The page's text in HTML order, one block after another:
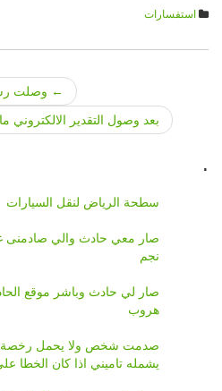
استفسارات
navigation
← وصلت
بعد وصول التقدير الالكتروني
.
سطحة الرياض لنقل السيارات
نجم
صار لي حادث وباشر موقع
هروب
صدمت شخص ولا يحمل رخصة
يشمله تاميني اذا كان الخطا علي